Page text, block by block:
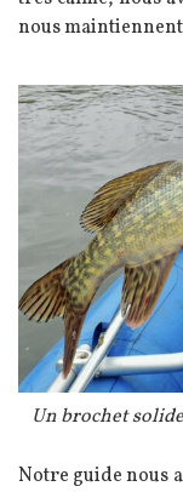
nous
Image
Légende
Un brochet
Texte
Notre guide nous